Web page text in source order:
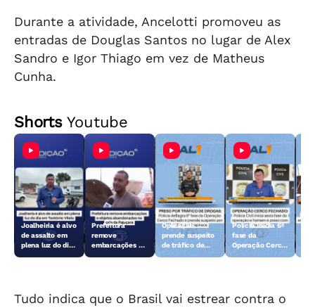
Durante a atividade, Ancelotti promoveu as
entradas de Douglas Santos no lugar de Alex
Sandro e Igor Thiago em vez de Matheus
Cunha.
ShortsYoutube
Joalheiria é alvo
de assalto em
plena luz do dia
Prefeitura
remove
embarcações e
Operação
prende suspeito
de tráfico de
Polícia inicia 6ª
fase da
Operação Cerco
Tudo indica que o Brasil vai estrear contra o